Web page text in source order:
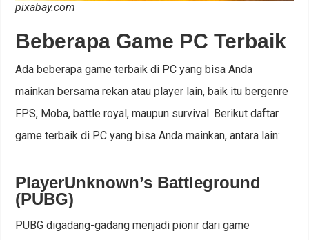
pixabay.com
Beberapa Game PC Terbaik
Ada beberapa game terbaik di PC yang bisa Anda
mainkan bersama rekan atau player lain, baik itu bergenre
FPS, Moba, battle royal, maupun survival. Berikut daftar
game terbaik di PC yang bisa Anda mainkan, antara lain:
PlayerUnknown’s Battleground
(PUBG)
PUBG digadang-gadang menjadi pionir dari game